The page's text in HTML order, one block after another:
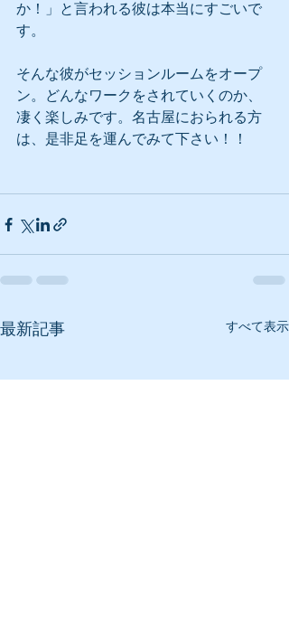
か！」と言われる彼は本当にすごいで
す。
そんな彼がセッションルームをオープ
ン。どんなワークをされていくのか、
凄く楽しみです。名古屋におられる方
は、是非足を運んでみて下さい！！
最新記事 すべて表示